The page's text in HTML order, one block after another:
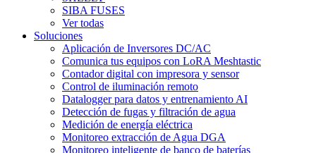
SIBA FUSES
Ver todas
Soluciones
Aplicación de Inversores DC/AC
Comunica tus equipos con LoRA Meshtastic
Contador digital con impresora y sensor
Control de iluminación remoto
Datalogger para datos y entrenamiento AI
Detección de fugas y filtración de agua
Medición de energía eléctrica
Monitoreo extracción de Agua DGA
Monitoreo inteligente de banco de baterías